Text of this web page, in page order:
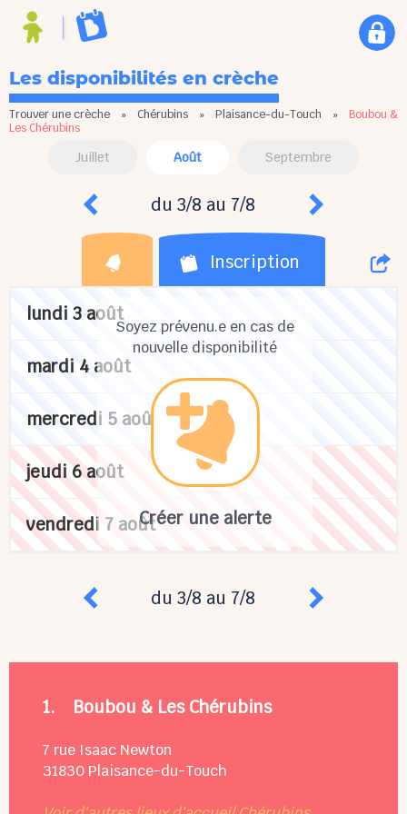
Les disponibilités en crèche
Trouver une crèche » Chérubins » Plaisance-du-Touch » Boubou &
Les Chérubins
Juillet Août Septembre
du 3/8 au 7/8
Inscription
Soyez prévenu.e en cas de
nouvelle disponibilité
Créer une alerte
lundi 3 août
mardi 4 août
mercredi 5 août
jeudi 6 août
vendredi 7 août
du 3/8 au 7/8
1. Boubou & Les Chérubins
7 rue Isaac Newton
31830 Plaisance-du-Touch